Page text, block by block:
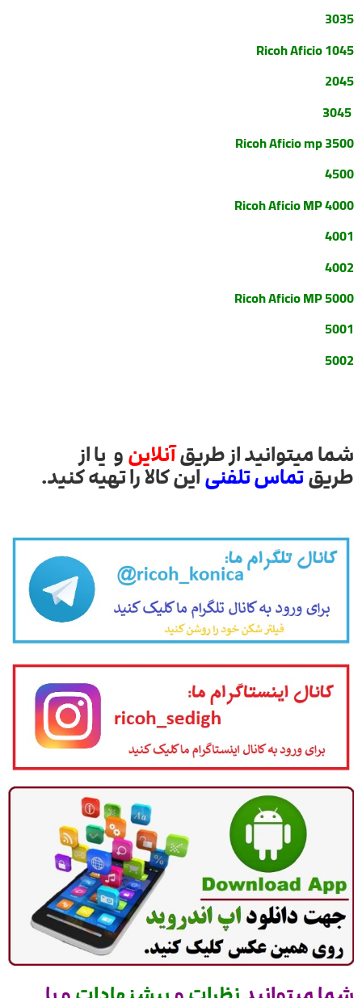
3035
Ricoh Aficio 1045
2045
Ricoh Aficio mp 3500
4500
Ricoh Aficio MP 4000
4001
4002
Ricoh Aficio MP 5000
5001
5002
شما میتوانید از طریقآنلاینو یا از
طریقتماس تلفنیاین کالا را تهیه کنید.